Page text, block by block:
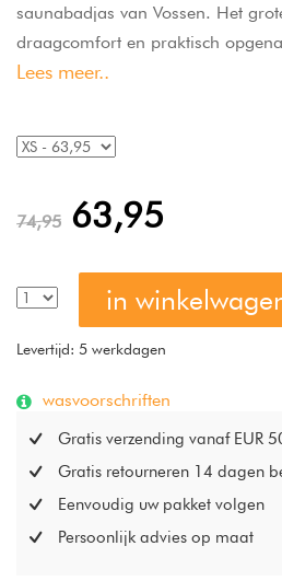
saunabadjas van Vossen. Het
draagcomfort en praktisch
badjas tot de perfecte metgezel in
saunagang.
Lees meer..
74,95 63,95
in
Levertijd: 5 werkdagen
wasvoorschriften
Gratis verzending vanaf EUR
Gratis retourneren 14 dagen
Eenvoudig uw pakket volgen
Persoonlijk advies op maat